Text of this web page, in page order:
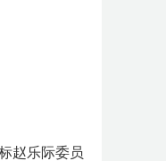
赵乐际委员